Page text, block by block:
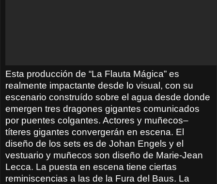
Esta producción de “La Flauta Mágica” es
realmente impactante desde lo visual, con su
escenario construído sobre el agua desde donde
emergen tres dragones gigantes comunicados
por puentes colgantes. Actores y muñecos–
títeres gigantes convergerán en escena. El
diseño de los sets es de Johan Engels y el
vestuario y muñecos son diseño de Marie-Jean
Lecca. La puesta en escena tiene ciertas
reminiscencias a las de la Fura del Baus. La